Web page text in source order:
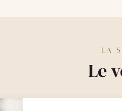
LA
Le